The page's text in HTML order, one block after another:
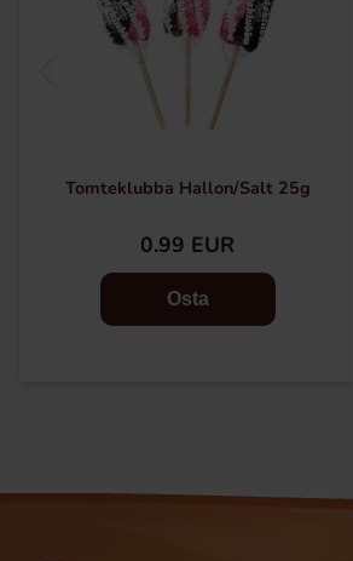
Tomteklubba Hallon/Salt 25g
0.99 EUR
Osta